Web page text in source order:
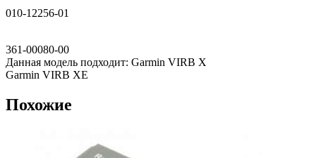
010-12256-01
361-00080-00
Данная модель подходит: Garmin VIRB X
Garmin VIRB XE
Похожие